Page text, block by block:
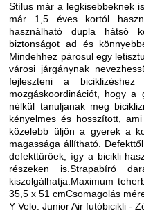
Stílus már a legkisebbeknek
már 1,5 éves kortól
használható dupla hátsó
biztonságot ad és
Mindehhez párosul egy
városi járgánynak
fejleszteni a biciklizéshez
mozgáskoordinációt, hogy a
nélkül tanuljanak meg
kényelmes és hosszított,
közelebb üljön a gyerek a
magassága állítható.
defekttűrőek, így a bicikli
részeken is.Strapabíró
kiszolgálhatja.Maximum
35,5 x 51 cmCsomagolás
Y Velo: Junior Air futóbicikli -